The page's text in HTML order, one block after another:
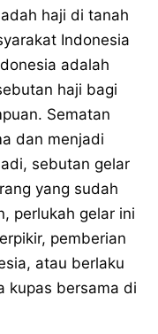
haji di tanah
Indonesia
adalah
haji bagi
Sematan
dan menjadi
sebutan gelar
yang sudah
perlukah gelar ini
pemberian
atau berlaku
kupas bersama di